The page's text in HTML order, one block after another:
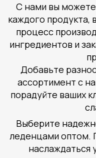
С нами вы
каждого продукта,
процесс
ингредиентов и
Добавьте
ассортимент с
порадуйте ваших
Выберите
леденцами оптом.
наслаждаться